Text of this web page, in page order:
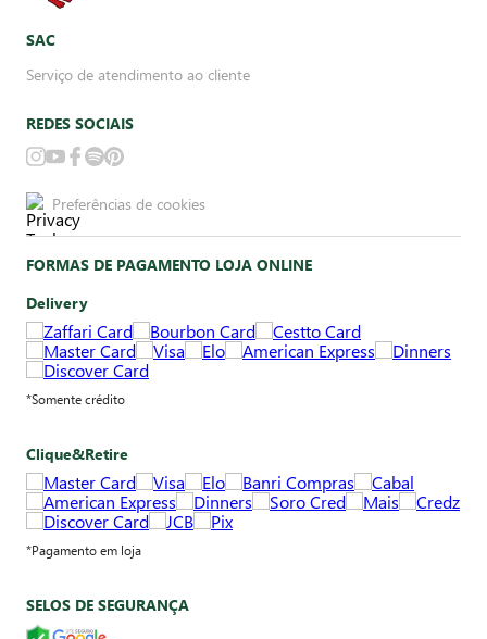
SAC
Serviço de atendimento ao cliente
REDES SOCIAIS
Preferências de cookies
FORMAS DE PAGAMENTO LOJA ONLINE
Delivery
*Somente crédito
Clique&Retire
*Pagamento em loja
SELOS DE SEGURANÇA